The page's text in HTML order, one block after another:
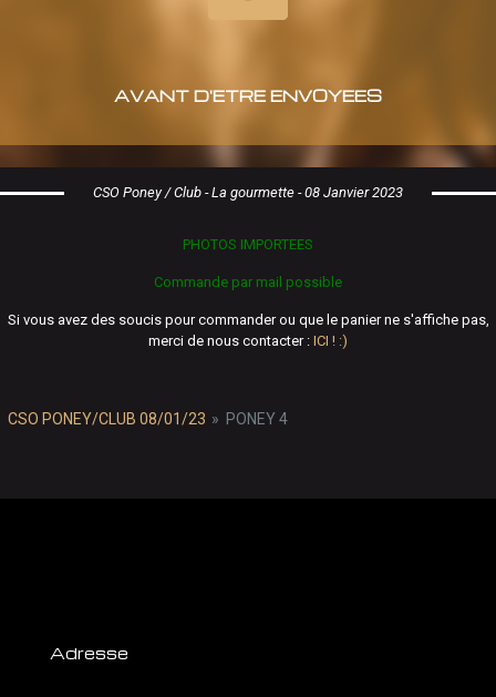
AVANT D'ETRE ENVOYEES
CSO Poney / Club - La gourmette - 08 Janvier 2023
PHOTOS IMPORTEES
Commande par mail possible
Si vous avez des soucis pour commander ou que le panier ne s'affiche pas,
merci de nous contacter : ICI ! :)
CSO PONEY/CLUB 08/01/23 » PONEY 4
Adresse